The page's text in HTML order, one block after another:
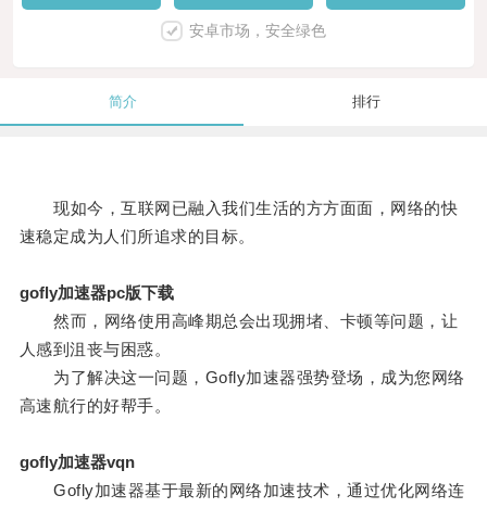
安卓市场，安全绿色
简介 排行
现如今，互联网已融入我们生活的方方面面，网络的快
速稳定成为人们所追求的目标。
gofly加速器pc版下载
然而，网络使用高峰期总会出现拥堵、卡顿等问题，让
人感到沮丧与困惑。
为了解决这一问题，Gofly加速器强势登场，成为您网络
高速航行的好帮手。
gofly加速器vqn
Gofly加速器基于最新的网络加速技术，通过优化网络连